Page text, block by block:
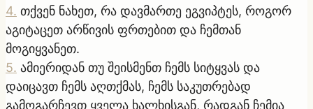
4. თქვენ ნახეთ, რა დავმართე ეგვიპტეს, როგორ
აგიტაცეთ არწივის ფრთებით და ჩემთან
მოგიყვანეთ.
5. ამიერიდან თუ შეისმენთ ჩემს სიტყვას და
დაიცავთ ჩემს აღთქმას, ჩემს საკუთრებად
გამოგარჩევთ ყველა ხალხისგან, რადგან ჩემია